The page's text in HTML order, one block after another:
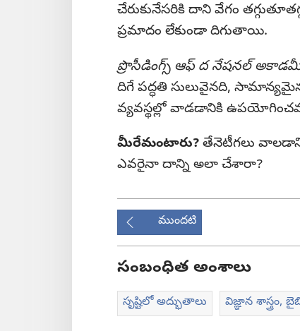
చేరుకునేసరికి దాని వేగం
ప్రమాదం లేకుండా దిగుతాయి.
ప్రొసీడింగ్స్‌ ఆఫ్‌ ద నేషనల్‌
దిగే పద్ధతి సులువైనది,
వ్యవస్థల్లో వాడడానికి
మీరేమంటారు?తేనెటీగలు
ఎవరైనా దాన్ని అలా చేశారా?
ముందటి
సంబంధిత అంశాలు
సృష్టిలో అద్భుతాలు విజ్ఞాన శాస్త్రం,